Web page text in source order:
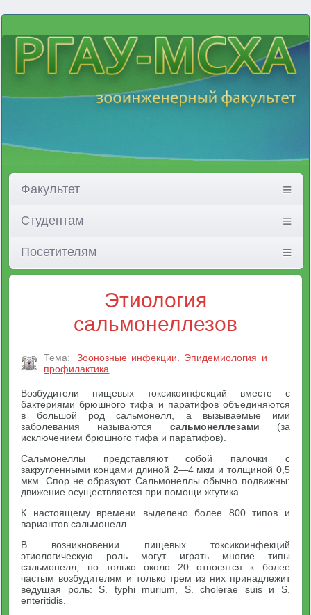
Факультет
Студентам
Посетителям
Этиология
сальмонеллезов
Тема:
Зоонозные инфекции. Эпидемиология и
профилактика
Возбудители пищевых токсикоинфекций вместе с
бактериями брюшного тифа и паратифов объединяются
в большой род сальмонелл, а вызываемые ими
заболевания называются сальмонеллезами (за
исключением брюшного тифа и паратифов).
Сальмонеллы представляют собой палочки с
закругленными концами длиной 2—4 мкм и толщиной 0,5
мкм. Спор не образуют. Сальмонеллы обычно подвижны:
движение осуществляется при помощи жгутика.
К настоящему времени выделено более 800 типов и
вариантов сальмонелл.
В возникновении пищевых токсикоинфекций
этиологическую роль могут играть многие типы
сальмонелл, но только около 20 относятся к более
частым возбудителям и только трем из них принадлежит
ведущая роль: S. typhi murium, S. cholerae suis и S.
enteritidis.